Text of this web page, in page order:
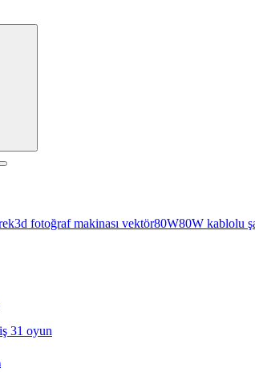
3d fotoğraf makinası vektör80W80W kablolu